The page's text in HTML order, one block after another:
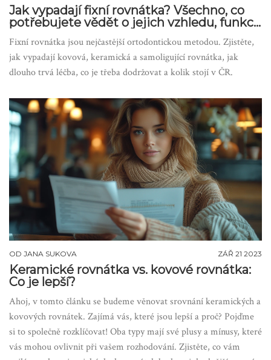
Jak vypadají fixní rovnátka? Všechno, co
potřebujete vědět o jejich vzhledu, funkci
a použití
Fixní rovnátka jsou nejčastější ortodontickou metodou. Zjistěte,
jak vypadají kovová, keramická a samoligující rovnátka, jak
dlouho trvá léčba, co je třeba dodržovat a kolik stojí v ČR.
OD JANA SUKOVA ZÁŘ 21 2023
Keramické rovnátka vs. kovové rovnátka:
Co je lepší?
Ahoj, v tomto článku se budeme věnovat srovnání keramických a
kovových rovnátek. Zajímá vás, které jsou lepší a proč? Pojďme
si to společně rozklíčovat! Oba typy mají své plusy a mínusy, které
vás mohou ovlivnit při vašem rozhodování. Zjistěte, co vám